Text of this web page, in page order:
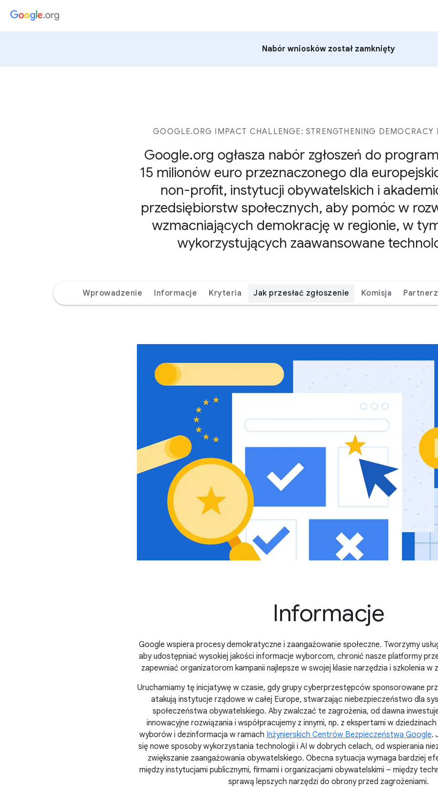
Nabór wniosków został zamknięty
GOOGLE.ORG IMPACT CHALLENGE: STRENGTHENING DEMOCRACY
Google.org ogłasza nabór zgłoszeń do
15 milionów euro przeznaczonego dla
non-profit, instytucji obywatelskich i
przedsiębiorstw społecznych, aby pomóc w
wzmacniających demokrację w regionie, w
wykorzystujących zaawansowane
Wprowadzenie Informacje Kryteria Jak przesłać zgłoszenie Komisja
Informacje
Google wspiera procesy demokratyczne i zaangażowanie społeczne. Tworzymy
aby udostępniać wysokiej jakości informacje wyborcom, chronić nasze platformy
zapewniać organizatorom kampanii najlepsze w swojej klasie narzędzia i szkolenia w
Uruchamiamy tę inicjatywę w czasie, gdy grupy cyberprzestępców sponsorowane
atakują instytucje rządowe w całej Europe, stwarzając niebezpieczeństwo dla
społeczeństwa obywatelskiego. Aby zwalczać te zagrożenia, od dawna
innowacyjne rozwiązania i współpracujemy z innymi, np. z ekspertami w
wyborów i dezinformacja w ramach Inżynierskich Centrów Bezpieczeństwa Google.
się nowe sposoby wykorzystania technologii i AI w dobrych celach, od wspierania
zwiększanie zaangażowania obywatelskiego. Obecna sytuacja wymaga bardziej
między instytucjami publicznymi, firmami i organizacjami obywatelskimi – między
sprawą lepszych narzędzi do obrony przed zagrożeniami.